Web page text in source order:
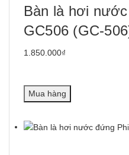
Bàn là hơi
GC506 (GC-
1.850.000₫
Mua hàng